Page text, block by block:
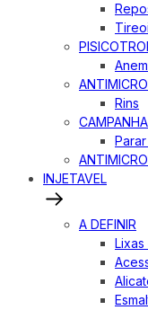
Rins
INJETAVEL
A DEFINIR